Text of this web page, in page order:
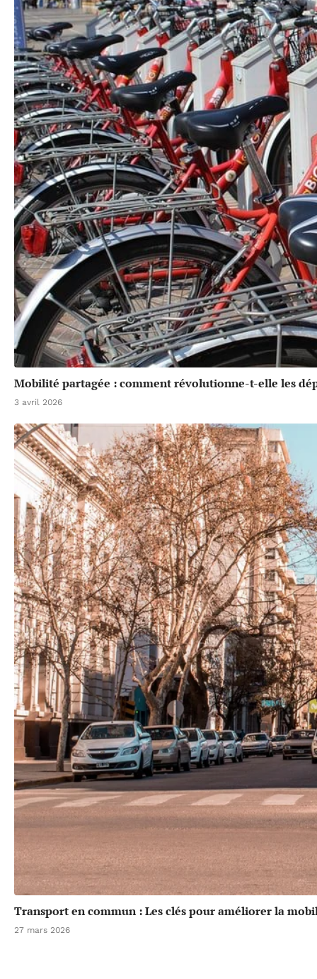
Mobilité partagée : comment révolutionne-t-elle les
3 avril 2026
Transport en commun : Les clés pour améliorer la
27 mars 2026